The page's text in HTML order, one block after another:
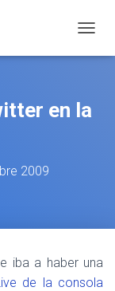
en la
2009
iba a haber una
de la consola